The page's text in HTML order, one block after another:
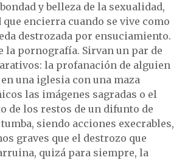
y belleza de la sexualidad,
encierra cuando se vive como
destrozada por ensuciamiento.
la pornografía. Sirvan un par de
la profanación de alguien
una iglesia con una maza
las imágenes sagradas o el
de los restos de un difunto de
siendo acciones execrables,
graves que el destrozo que
quizá para siempre, la